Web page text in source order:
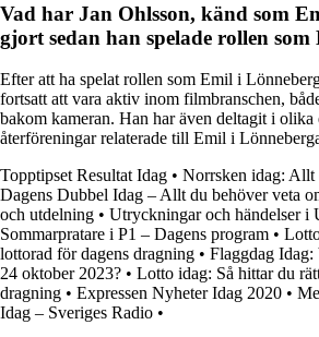
Vad har Jan Ohlsson, känd som
gjort sedan han spelade rollen som
Efter att ha spelat rollen som Emil i
fortsatt att vara aktiv inom filmbranschen,
bakom kameran. Han har även deltagit i olika
återföreningar relaterade till Emil i
Topptipset Resultat Idag • Norrsken idag: Allt
Dagens Dubbel Idag – Allt du behöver veta
och utdelning • Utryckningar och händelser i
Sommarpratare i P1 – Dagens program •
lottorad för dagens dragning • Flaggdag Idag:
24 oktober 2023? • Lotto idag: Så hittar du
dragning • Expressen Nyheter Idag 2020 •
Idag – Sveriges Radio •